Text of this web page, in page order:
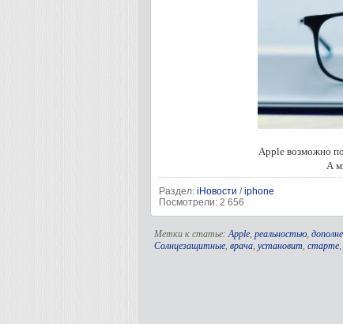
Apple возможно
А
Раздел: iНовости /iphone
Посмотрели: 2 656
Метки к статье:Apple, реальностью,
Солнцезащитные, врача, установит, старте,